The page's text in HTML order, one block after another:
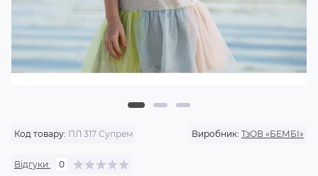
Код товару: ПЛ 317 Супрем Виробник: ТзОВ «БЕМБІ»
Відгуки: 0